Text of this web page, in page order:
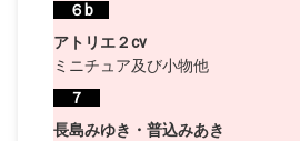
６b
アトリエ２cv
ミニチュア及び小物他
７
長島みゆき・普込みあき